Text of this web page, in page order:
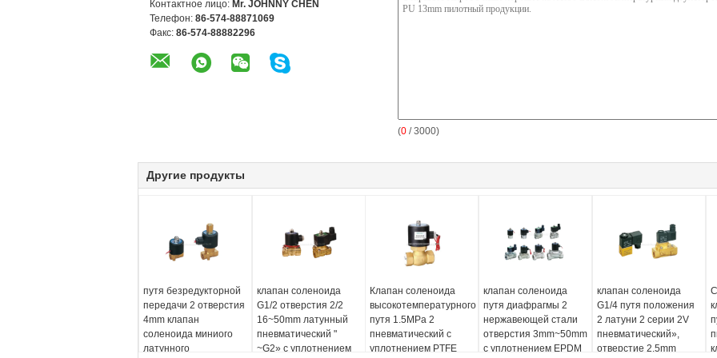
Контактное лицо: Mr. JOHNNY CHEN
Телефон: 86-574-88871069
Факс: 86-574-88882296
(0 / 3000)
Другие продукты
путя безредукторной
передачи 2 отверстия
4mm клапан
соленоида миниого
латунного
клапан соленоида
G1/2 отверстия 2/2
16~50mm латунный
пневматический "
~G2» с уплотнением
Клапан соленоида
высокотемпературного
путя 1.5MPa 2
пневматический с
уплотнением PTFE
клапан соленоида
путя диафрагмы 2
нержавеющей стали
отверстия 3mm~50mm
с уплотнением EPDM
клапан соленоида
G1/4 путя положения
2 латуни 2 серии 2V
пневматический»,
отверстие 2.5mm